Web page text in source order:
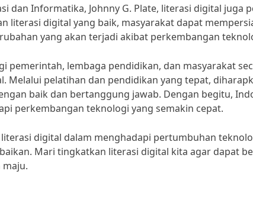
dan Informatika, Johnny G. Plate, literasi digital juga
literasi digital yang baik, masyarakat dapat
yang akan terjadi akibat perkembangan
pemerintah, lembaga pendidikan, dan masyarakat
Melalui pelatihan dan pendidikan yang tepat,
baik dan bertanggung jawab. Dengan begitu,
perkembangan teknologi yang semakin cepat.
digital dalam menghadapi pertumbuhan
Mari tingkatkan literasi digital kita agar dapat